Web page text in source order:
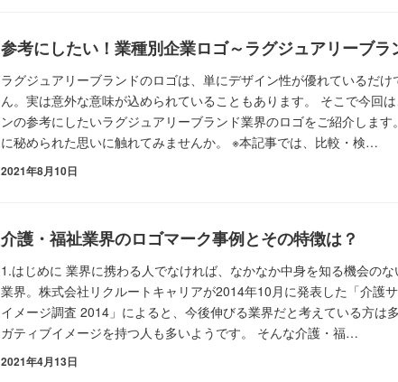
参考にしたい！業種別企業ロゴ～ラグジュアリーブラ
ラグジュアリーブランドのロゴは、単にデザイン性が優れているだけ
ん。実は意外な意味が込められていることもあります。 そこで今回
ンの参考にしたいラグジュアリーブランド業界のロゴをご紹介します
に秘められた思いに触れてみませんか。 ※本記事では、比較・検…
2021年8月10日
介護・福祉業界のロゴマーク事例とその特徴は？
1.はじめに 業界に携わる人でなければ、なかなか中身を知る機会の
業界。株式会社リクルートキャリアが2014年10月に発表した「介護
イメージ調査 2014」によると、今後伸びる業界だと考えている方は
ガティブイメージを持つ人も多いようです。 そんな介護・福…
2021年4月13日